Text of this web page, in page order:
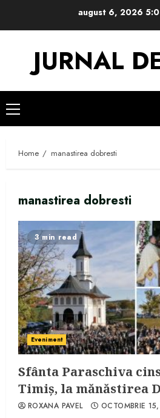
august 6, 2026
JURNAL
Primary
Menu
Home manastirea dobresti
manastirea dobresti
3 min read
Eveniment
Sfânta Paraschiva
Timiș, la mănăstirea
ROXANA PAVEL OCTOMBRIE